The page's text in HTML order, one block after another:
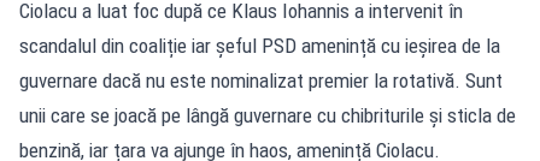
Ciolacu a luat foc după ce Klaus Iohannis a intervenit în
scandalul din coaliție iar șeful PSD amenință cu ieșirea de la
guvernare dacă nu este nominalizat premier la rotativă. Sunt
unii care se joacă pe lângă guvernare cu chibriturile și sticla de
benzină, iar țara va ajunge în haos, amenință Ciolacu.